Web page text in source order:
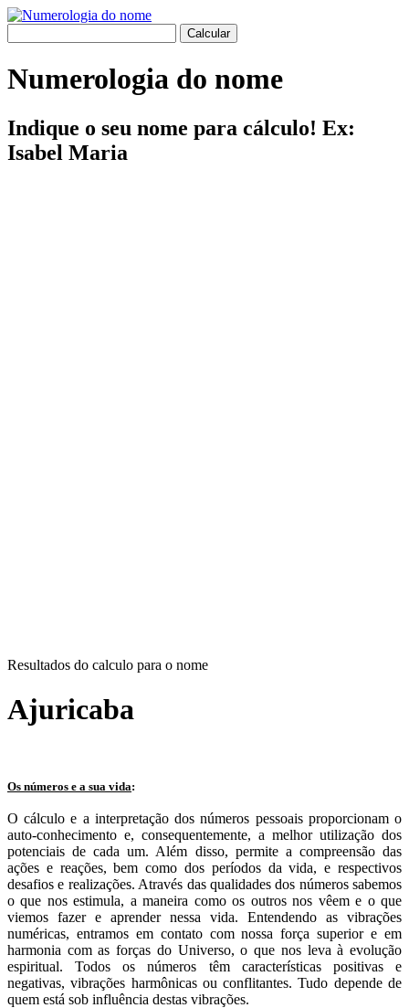
Numerologia do nome
Indique o seu nome para cálculo! Ex:
Isabel Maria
Resultados do calculo para o nome
Ajuricaba
Os números e a sua vida:
O cálculo e a interpretação dos números pessoais proporcionam o
auto-conhecimento e, consequentemente, a melhor utilização dos
potenciais de cada um. Além disso, permite a compreensão das
ações e reações, bem como dos períodos da vida, e respectivos
desafios e realizações. Através das qualidades dos números sabemos
o que nos estimula, a maneira como os outros nos vêem e o que
viemos fazer e aprender nessa vida. Entendendo as vibrações
numéricas, entramos em contato com nossa força superior e em
harmonia com as forças do Universo, o que nos leva à evolução
espiritual. Todos os números têm características positivas e
negativas, vibrações harmônicas ou conflitantes. Tudo depende de
quem está sob influência destas vibrações.